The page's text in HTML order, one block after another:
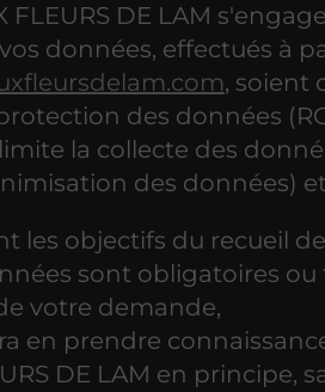
FLEURS DE LAM
données, effectués à
, soient
des données
la collecte des
des données)
les objectifs du recueil
sont obligatoires
votre demande,
en prendre
DE LAM en principe,